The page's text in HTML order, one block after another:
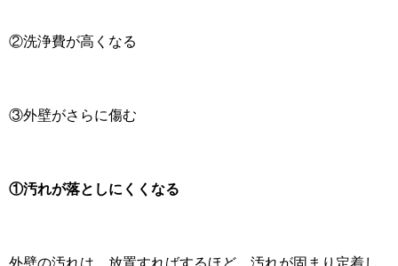
②洗浄費が高くなる
③外壁がさらに傷む
①汚れが落としにくくなる